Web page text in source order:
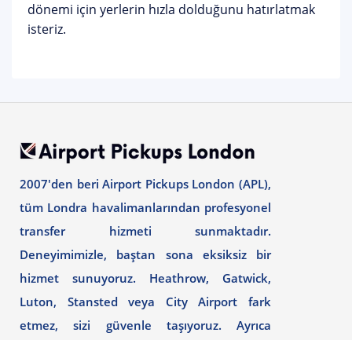
dönemi için yerlerin hızla dolduğunu hatırlatmak
isteriz.
2007'den beri Airport Pickups London (APL),
tüm Londra havalimanlarından profesyonel
transfer hizmeti sunmaktadır.
Deneyimimizle, baştan sona eksiksiz bir
hizmet sunuyoruz. Heathrow, Gatwick,
Luton, Stansted veya City Airport fark
etmez, sizi güvenle taşıyoruz. Ayrıca